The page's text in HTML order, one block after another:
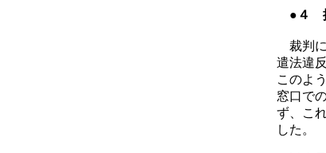
●４
裁判に
遣法違
このよ
窓口で
ず、こ
した。